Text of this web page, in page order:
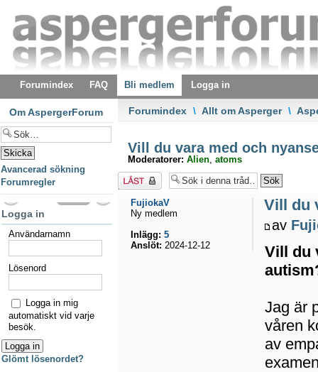
Forumindex FAQ Bli medlem Logga in
Forumindex \ Allt om Asperger \
Vill du vara med och
Moderatorer: Alien, atoms
Tråden
låst
Vill du
av
Vill du
Jag är
våren
av
FujiokaV
Ny medlem
Inlägg: 5
Anslöt: 2024-12-12
Om AspergerForum
Avancerad sökning
Forumregler
Logga in
Användarnamn
Lösenord
Logga in mig
automatiskt vid varje
besök.
Glömt lösenordet?